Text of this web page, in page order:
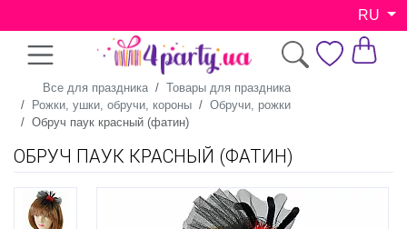
RU
Все для праздника
Товары для праздника
Рожки, ушки, обручи, короны
Обручи, рожки
Обруч паук красный (фатин)
ОБРУЧ ПАУК КРАСНЫЙ (ФАТИН)